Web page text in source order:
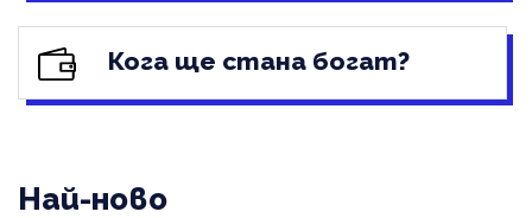
Кога ще стана богат?
Най-ново